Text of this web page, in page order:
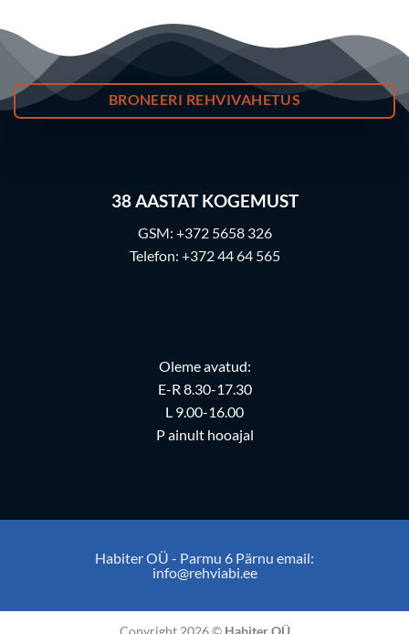
BRONEERI REHVIVAHETUS
38AASTAT KOGEMUST
GSM: +372 5658 326
Telefon: +372 44 64 565
Oleme avatud:
E-R 8.30-17.30
L 9.00-16.00
P ainult hooajal
Habiter OÜ - Parmu 6 Pärnu email:
info@rehviabi.ee
Copyright 2026 © Habiter OÜ